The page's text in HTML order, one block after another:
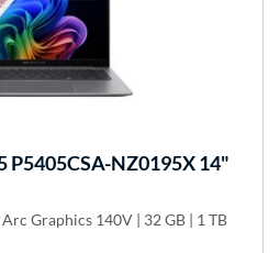
P5405CSA-NZ0195X 14"
Graphics 140V | 32 GB | 1 TB